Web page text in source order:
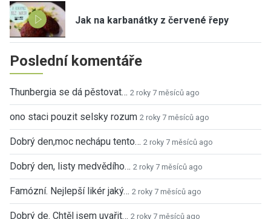
Jak na karbanátky z červené řepy
Poslední komentáře
Thunbergia se dá pěstovat… 2 roky 7 měsíců ago
ono staci pouzit selsky rozum 2 roky 7 měsíců ago
Dobrý den,moc nechápu tento… 2 roky 7 měsíců ago
Dobrý den, listy medvědího… 2 roky 7 měsíců ago
Famózní. Nejlepší likér jaký… 2 roky 7 měsíců ago
Dobrý de. Chtěl jsem uvařit… 2 roky 7 měsíců ago